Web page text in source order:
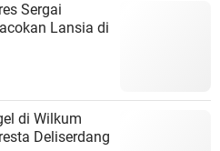
Sergai
Lansia di
di Wilkum
Deliserdang